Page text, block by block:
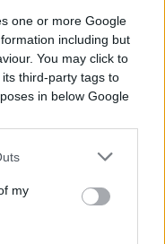
one or more Google
including but
You may click to
third-party tags to
in below Google
my
Non
Giordano se la
Sala
, che ha pure